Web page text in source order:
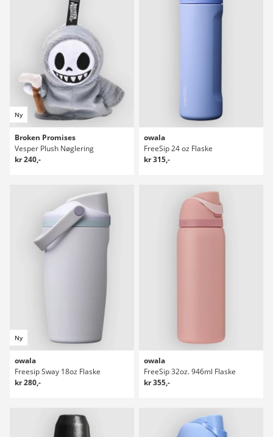
Ny
Broken Promises
Vesper Plush Nøglering
kr 240,-
owala
FreeSip 24 oz Flaske
kr 315,-
Ny
owala
Freesip Sway 18oz Flaske
kr 280,-
owala
FreeSip 32oz. 946ml Flaske
kr 355,-